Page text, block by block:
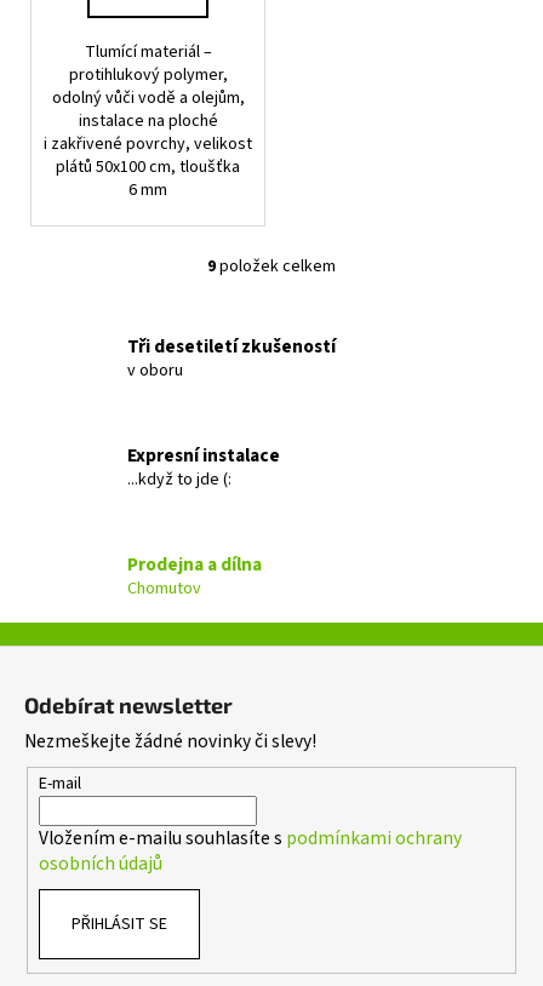
Tlumící materiál –
protihlukový polymer,
odolný vůči vodě a olejům,
instalace na ploché
i zakřivené povrchy, velikost
plátů 50x100 cm, tloušťka
6 mm
O
l
á
í
v
ý
s
9položek celkem
Tři desetiletí zkušeností
v oboru
Expresní instalace
...když to jde (:
Prodejna a dílna
Chomutov
Odebírat newsletter
Nezmeškejte žádné novinky či slevy!
E-mail
Vložením e-mailu souhlasíte s podmínkami ochrany
osobních údajů
PŘIHLÁSIT SE